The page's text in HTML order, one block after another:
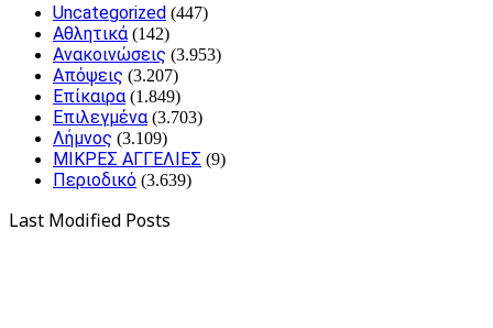
Uncategorized (447)
Αθλητικά (142)
Ανακοινώσεις (3.953)
Απόψεις (3.207)
Επίκαιρα (1.849)
Επιλεγμένα (3.703)
Λήμνος (3.109)
ΜΙΚΡΕΣ ΑΓΓΕΛΙΕΣ (9)
Περιοδικό (3.639)
Last Modified Posts